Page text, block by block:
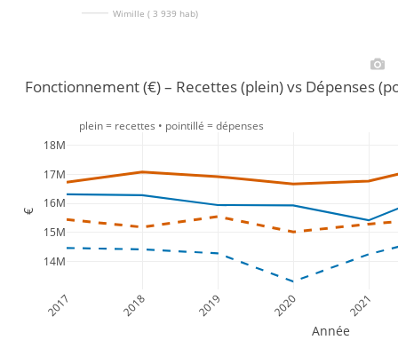
Wimille ( 3 939 hab)
2017 2018 2019 2020 2021
14M
15M
16M
17M
18M
Fonctionnement (€) – Recettes (plein) vs Dépenses
Année
€
plein = recettes • pointillé = dépenses